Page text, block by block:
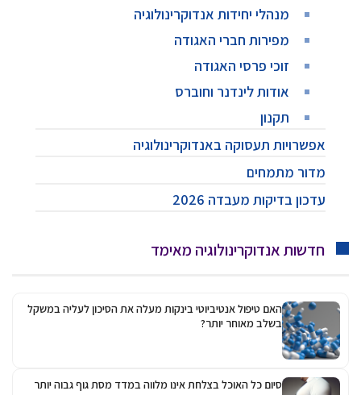
מנהלי יחידות אנדוקרינולוגיה
מפירות חברי האגודה
זוכי פרסי האגודה
אודות לינדנר וחוברס
תקנון
אפשרויות תעסוקה באנדוקרינולוגיה
מדור מתמחים
עדכון בדיקות מעבדה 2026
חדשות אנדוקרינולוגיה מאימד
האם טיפול אנטיביוטי בינקות מעלה את הסיכון לעליה במשקל
בשלב מאוחר יותר?
סיום כל האוכל בצלחת אינו מלווה במדד מסת גוף גבוה יותר